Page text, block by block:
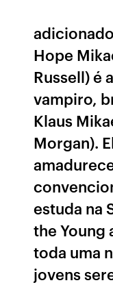
Hope
Russell) é
vampiro,
Klaus
Morgan).
estuda na
the Young
toda uma
jovens